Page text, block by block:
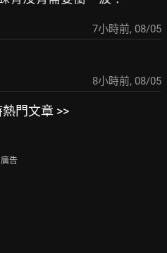
7小時前, 08/05
8小時前, 08/05
門文章 >>
廣告